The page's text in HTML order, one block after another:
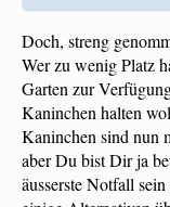
Doch, streng
Wer zu wenig Platz
Garten zur
Kaninchen halten
Kaninchen sind nun
aber Du bist Dir ja
äusserste Notfall